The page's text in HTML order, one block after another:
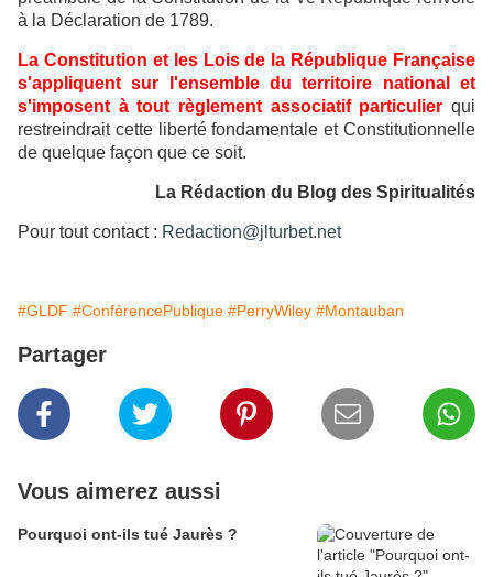
à la Déclaration de 1789.
La Constitution et les Lois de la République Française
s'appliquent sur l'ensemble du territoire national et
s'imposent à tout règlement associatif particulier qui
restreindrait cette liberté fondamentale et Constitutionnelle
de quelque façon que ce soit.
La Rédaction du Blog des Spiritualités
Pour tout contact : Redaction@jlturbet.net
#GLDF #ConférencePublique #PerryWiley #Montauban
Partager
Vous aimerez aussi
Pourquoi ont-ils tué Jaurès ?